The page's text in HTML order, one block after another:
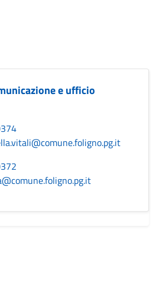
e ufficio